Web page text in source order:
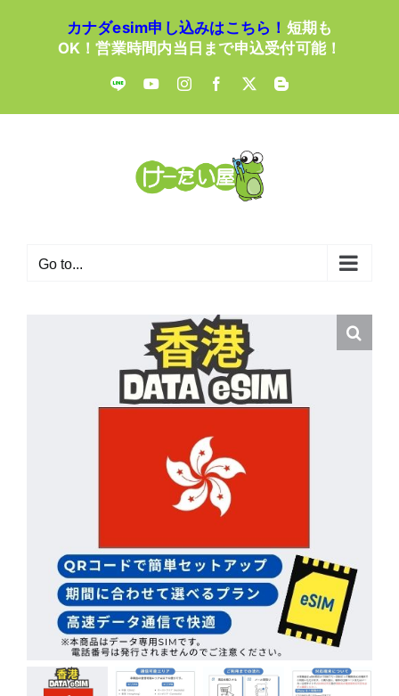
カナダesim申し込みはこちら！ 短期も
OK！営業時間内当日まで申込受付可能！
LINE YouTubeInstagramFacebook
X Blogger
Go to...